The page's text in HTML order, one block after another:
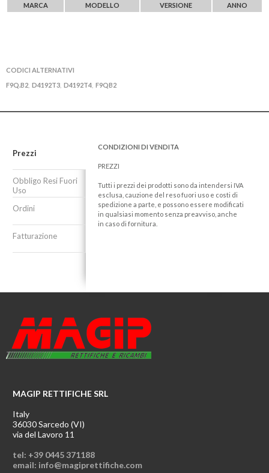
MARCA MODELLO VERSIONE ANNO
CODICI ALTERNATIVI
F9Q.B2 D4192T3 D4192T4 F9QB2
Prezzi
Obbligo Resi Fuori
Uso
Ordini
Fatturazione
CONDIZIONI DI VENDITA
PREZZI
Tutti i prezzi dei prodotti sono da intendersi IVA
esclusa, cauzione del reso fuori uso e costi di
spedizione a parte, e possono essere modificati
in qualsiasi momento senza preavviso, anche
in caso di fornitura.
MAGIP RETTIFICHE SRL
Italy
36030 Sarcedo (VI)
via del Lavoro 11
tel: +39 0445 371188
email: info@magiprettifiche.com